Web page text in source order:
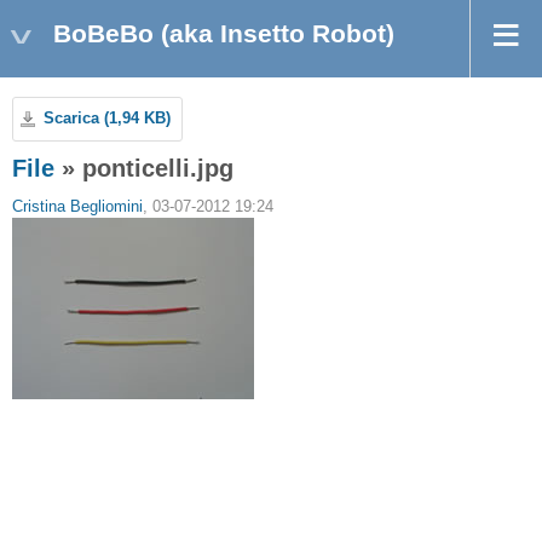
BoBeBo (aka Insetto Robot)
Scarica (1,94 KB)
File » ponticelli.jpg
Cristina Begliomini, 03-07-2012 19:24